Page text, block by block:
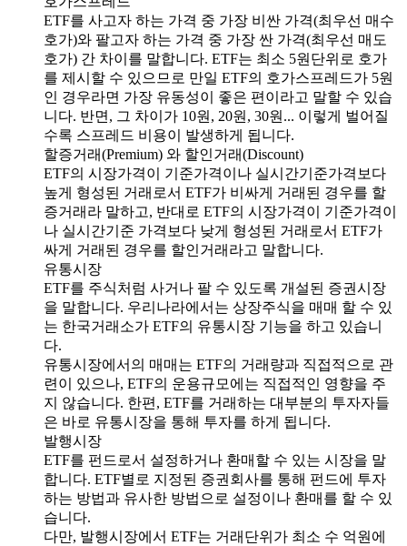
ETF를 사고자 하는 가격 중 가장 비싼 가격(최우선 매수
호가)와 팔고자 하는 가격 중 가장 싼 가격(최우선 매도
호가) 간 차이를 말합니다. ETF는 최소 5원단위로 호가
를 제시할 수 있으므로 만일 ETF의 호가스프레드가 5원
인 경우라면 가장 유동성이 좋은 편이라고 말할 수 있습
니다. 반면, 그 차이가 10원, 20원, 30원... 이렇게 벌어질
수록 스프레드 비용이 발생하게 됩니다.
할증거래(Premium) 와 할인거래(Discount)
ETF의 시장가격이 기준가격이나 실시간기준가격보다
높게 형성된 거래로서 ETF가 비싸게 거래된 경우를 할
증거래라 말하고, 반대로 ETF의 시장가격이 기준가격이
나 실시간기준 가격보다 낮게 형성된 거래로서 ETF가
싸게 거래된 경우를 할인거래라고 말합니다.
유통시장
ETF를 주식처럼 사거나 팔 수 있도록 개설된 증권시장
을 말합니다. 우리나라에서는 상장주식을 매매 할 수 있
는 한국거래소가 ETF의 유통시장 기능을 하고 있습니
다.
유통시장에서의 매매는 ETF의 거래량과 직접적으로 관
련이 있으나, ETF의 운용규모에는 직접적인 영향을 주
지 않습니다. 한편, ETF를 거래하는 대부분의 투자자들
은 바로 유통시장을 통해 투자를 하게 됩니다.
발행시장
ETF를 펀드로서 설정하거나 환매할 수 있는 시장을 말
합니다. ETF별로 지정된 증권회사를 통해 펀드에 투자
하는 방법과 유사한 방법으로 설정이나 환매를 할 수 있
습니다.
다만, 발행시장에서 ETF는 거래단위가 최소 수 억원에